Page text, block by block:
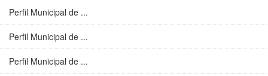
Perfil Municipal de ...
Perfil Municipal de ...
Perfil Municipal de ...